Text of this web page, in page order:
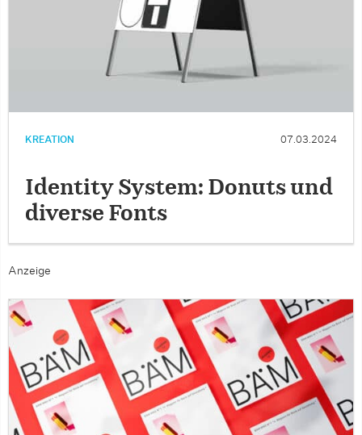
KREATION 07.03.2024
Identity System: Donuts und
diverse Fonts
Anzeige